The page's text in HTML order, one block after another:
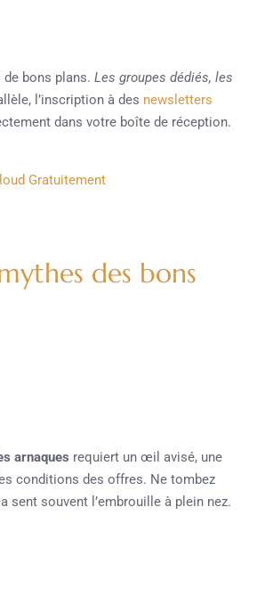
bons plans. Les groupes dédiés, les
l’inscription à des newsletters
dans votre boîte de réception.
Gratuitement
des bons
arnaques requiert un œil avisé, une
conditions des offres. Ne tombez
sent souvent l’embrouille à plein nez.